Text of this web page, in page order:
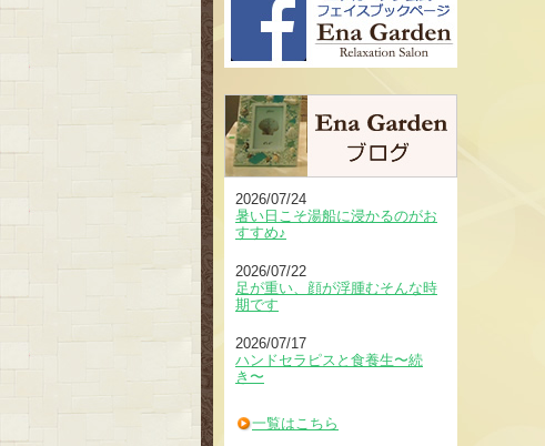
2026/07/24
暑い日こそ湯船に浸かるのがお
すすめ♪
2026/07/22
足が重い、顔が浮腫むそんな時
期です
2026/07/17
ハンドセラピスと食養生〜続
き〜
一覧はこちら